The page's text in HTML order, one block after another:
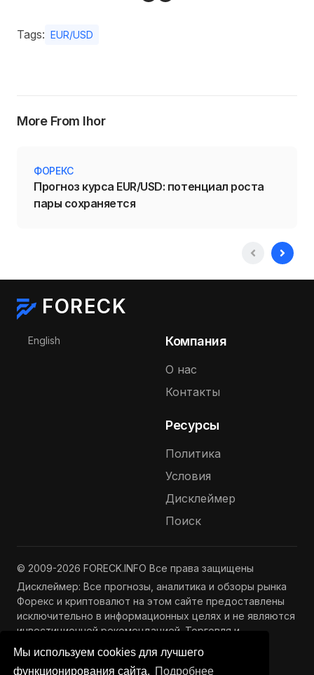
Мы используем cookies для лучшего
функционирования сайта. Подробнее
Tags: EUR/USD
More From Ihor
ФОРЕКС
Прогноз курса EUR/USD: потенциал роста
пары сохраняется
FORECK
Выберите язык
English Компания
О нас
Контакты
Ресурсы
Политика
Условия
Дисклеймер
Поиск
© 2009-2026 FORECK.INFO Все права защищены
Дисклеймер: Все прогнозы, аналитика и обзоры рынка
Форекс и криптовалют на этом сайте предоставлены
исключительно в информационных целях и не являются
инвестиционной рекомендацией. Торговля и
инвестиции связаны с риском потери капитала.
Подробнее —Полный дисклеймер